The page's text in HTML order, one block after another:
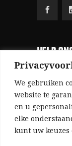
We gebruiken
website te
en u
elke
kunt uw keuzes
HELP
(zonder
voor de
afhankelijk